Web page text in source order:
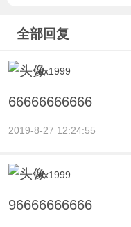
全部回复
ydx1999
66666666666
2019-8-27 12:24:55
ydx1999
96666666666